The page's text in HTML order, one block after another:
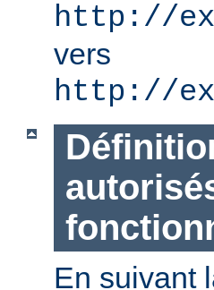
http://
vers
http://
En suivant